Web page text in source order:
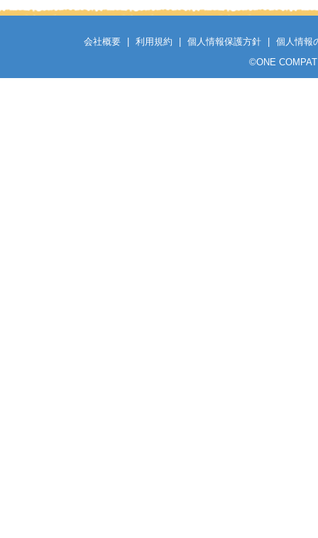
会社概要 利用規約 個人情報保護方針
個人情報
©ONE